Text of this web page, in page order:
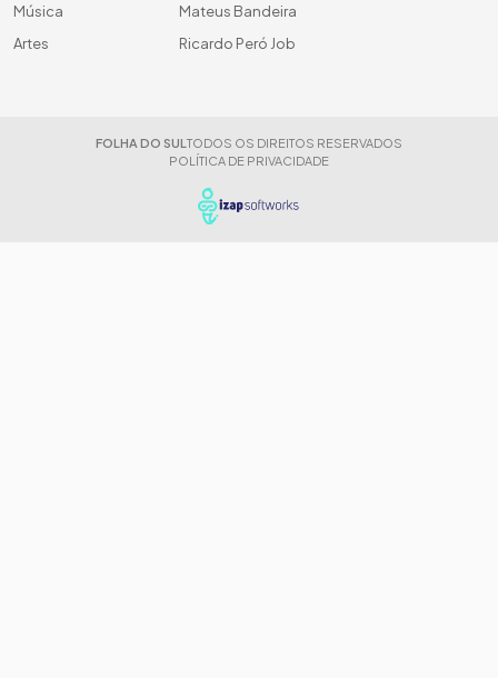
Música
Artes
Mateus Bandeira
Ricardo Peró Job
FOLHA DO SUL TODOS OS DIREITOS RESERVADOS
POLÍTICA DE PRIVACIDADE